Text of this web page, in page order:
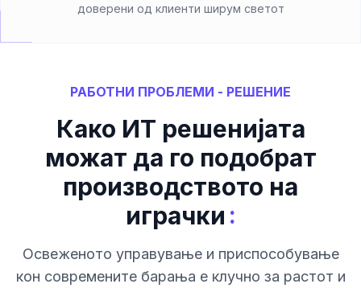
доверени од клиенти ширум светот
РАБОТНИ ПРОБЛЕМИ - РЕШЕНИЕ
Како ИТ решенијата
можат да го подобрат
производството на
играчки :
Освеженото управување и приспособување
кон современите барања е клучно за растот и